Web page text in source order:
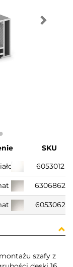
SKU
6053012
6306862
6053062
szafy z